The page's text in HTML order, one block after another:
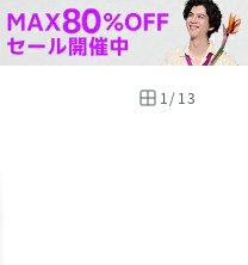
1/13